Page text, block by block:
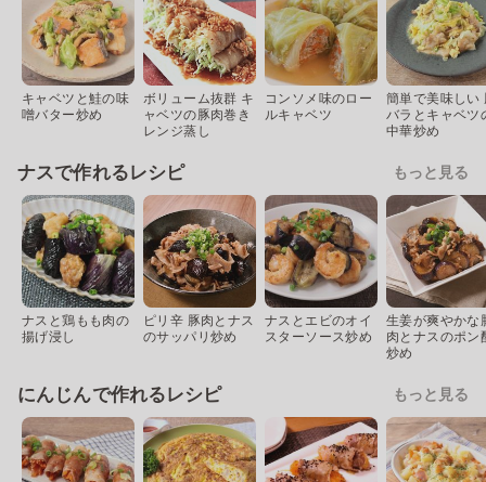
キャベツと鮭の味
噌バター炒め
ボリューム抜群 キ
ャベツの豚肉巻き
レンジ蒸し
コンソメ味のロー
ルキャベツ
簡単で美味しい
バラとキャベツ
中華炒め
ナスで作れるレシピ もっと見る
ナスと鶏もも肉の
揚げ浸し
ピリ辛 豚肉とナス
のサッパリ炒め
ナスとエビのオイ
スターソース炒め
生姜が爽やかな
肉とナスのポン
炒め
にんじんで作れるレシピ もっと見る